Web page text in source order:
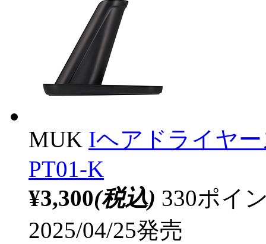
MUK Iヘアドライヤ
PT01-K
¥3,300(税込) 330ポイ
2025/04/25発売